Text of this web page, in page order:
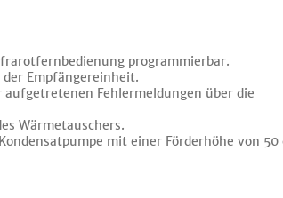
programmierbar.
Empfängereinheit.
Fehlermeldungen über die
Wärmetauschers.
mit einer Förderhöhe von 50